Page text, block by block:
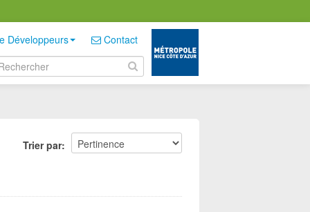
Développeurs Contact
Trier par